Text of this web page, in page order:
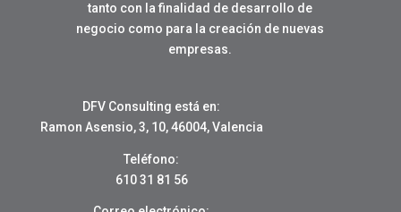
tanto con la finalidad de desarrollo de
negocio como para la creación de nuevas
empresas.
DFV Consulting está en:
Ramon Asensio, 3, 10, 46004, Valencia
Teléfono:
610 31 81 56